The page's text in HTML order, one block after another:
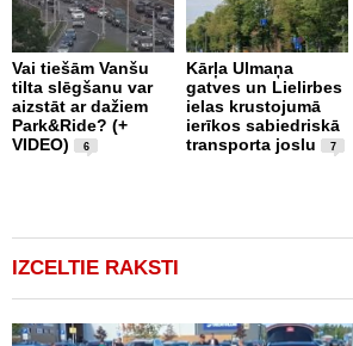
Vai tiešām Vanšu
tilta slēgšanu var
aizstāt ar dažiem
Park&Ride? (+
VIDEO)
6
Kārļa Ulmaņa
gatves un Lielirbes
ielas krustojumā
ierīkos sabiedriskā
transporta joslu
7
IZCELTIE RAKSTI